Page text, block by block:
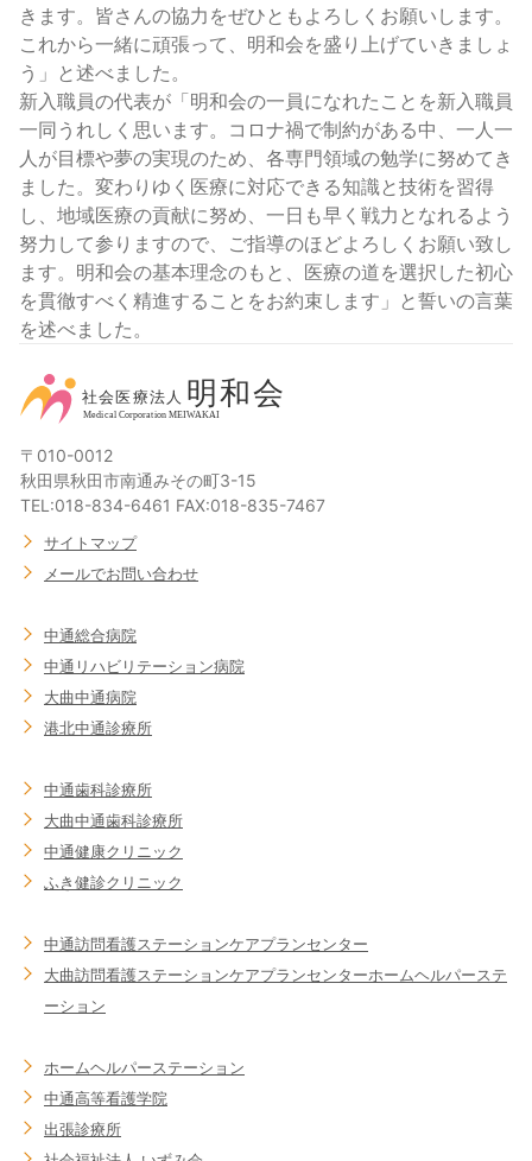
きます。皆さんの協力をぜひともよろしくお願いします。
これから一緒に頑張って、明和会を盛り上げていきましょ
う」と述べました。
新入職員の代表が「明和会の一員になれたことを新入職員
一同うれしく思います。コロナ禍で制約がある中、一人一
人が目標や夢の実現のため、各専門領域の勉学に努めてき
ました。変わりゆく医療に対応できる知識と技術を習得
し、地域医療の貢献に努め、一日も早く戦力となれるよう
努力して参りますので、ご指導のほどよろしくお願い致し
ます。明和会の基本理念のもと、医療の道を選択した初心
を貫徹すべく精進することをお約束します」と誓いの言葉
を述べました。
〒010-0012
秋田県秋田市南通みその町3-15
TEL:018-834-6461 FAX:018-835-7467
サイトマップ
メールでお問い合わせ
中通総合病院
中通リハビリテーション病院
大曲中通病院
港北中通診療所
中通歯科診療所
大曲中通歯科診療所
中通健康クリニック
ふき健診クリニック
中通訪問看護ステーションケアプランセンター
大曲訪問看護ステーションケアプランセンターホームヘルパーステ
ーション
ホームヘルパーステーション
中通高等看護学院
出張診療所